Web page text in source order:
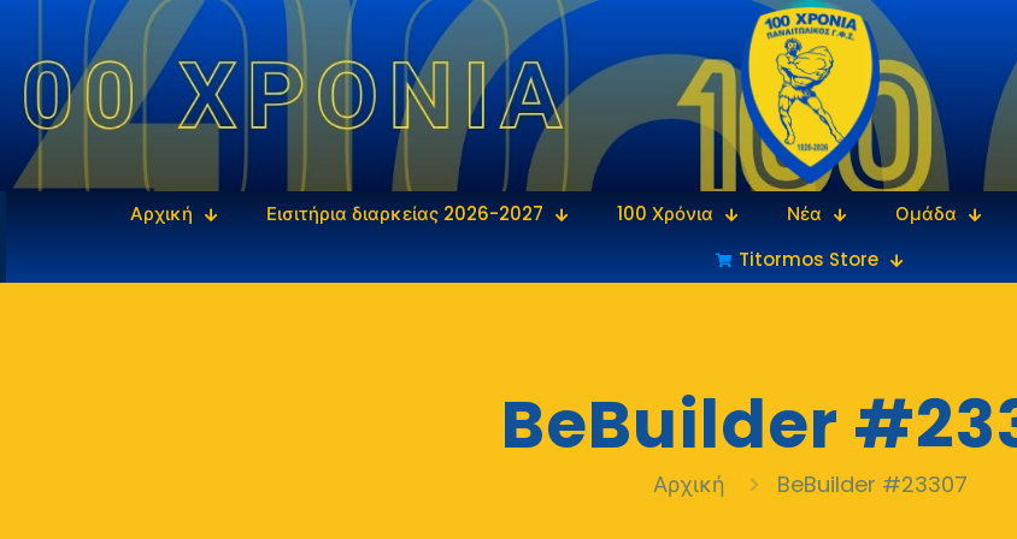
Αρχική Εισιτήρια διαρκείας 2026-2027 100 Χρόνια Νέα Ομάδα
Titormos Store
BeBuilder
Αρχική BeBuilder #23307